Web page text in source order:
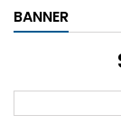
BANNER